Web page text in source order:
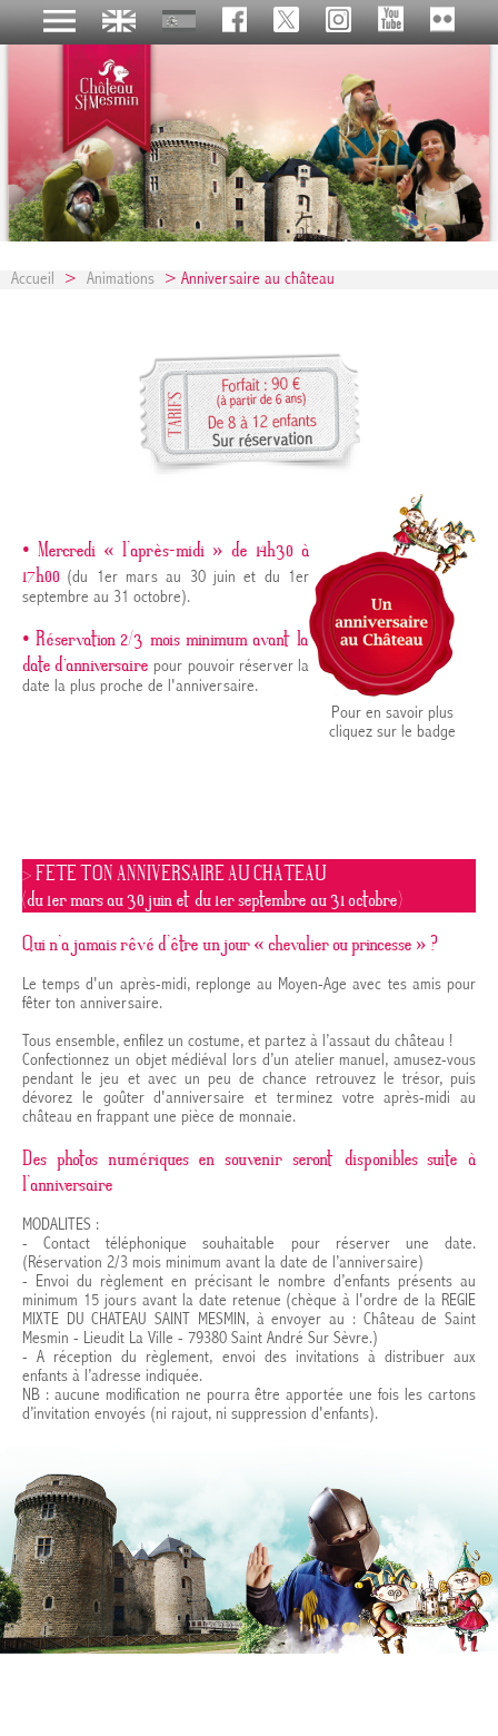
Accueil > Animations > Anniversaire au château
• Mercredi « l’après-midi » de 14h30 à
17h00 (du 1er mars au 30 juin et du 1er
septembre au 31 octobre).
• Réservation 2/3 mois minimum avant la
date d'anniversaire pour pouvoir réserver la
date la plus proche de l'anniversaire.
Pour en savoir plus
cliquez sur le badge
> FETE TON ANNIVERSAIRE AU CHATEAU
(du 1er mars au 30 juin et du 1er septembre au 31 octobre)
Qui n’a jamais rêvé d’être un jour « chevalier ou princesse » ?
Le temps d'un après-midi, replonge au Moyen-Age avec tes amis pour
fêter ton anniversaire.
Tous ensemble, enfilez un costume, et partez à l’assaut du château !
Confectionnez un objet médiéval lors d’un atelier manuel, amusez-vous
pendant le jeu et avec un peu de chance retrouvez le trésor, puis
dévorez le goûter d'anniversaire et terminez votre après-midi au
château en frappant une pièce de monnaie.
Des photos numériques en souvenir seront disponibles suite à
l’anniversaire
MODALITES :
- Contact téléphonique souhaitable pour réserver une date.
(Réservation 2/3 mois minimum avant la date de l’anniversaire)
- Envoi du règlement en précisant le nombre d’enfants présents au
minimum 15 jours avant la date retenue (chèque à l'ordre de la REGIE
MIXTE DU CHATEAU SAINT MESMIN, à envoyer au : Château de Saint
Mesmin - Lieudit La Ville - 79380 Saint André Sur Sèvre.)
- A réception du règlement, envoi des invitations à distribuer aux
enfants à l’adresse indiquée.
NB : aucune modification ne pourra être apportée une fois les cartons
d’invitation envoyés (ni rajout, ni suppression d'enfants).